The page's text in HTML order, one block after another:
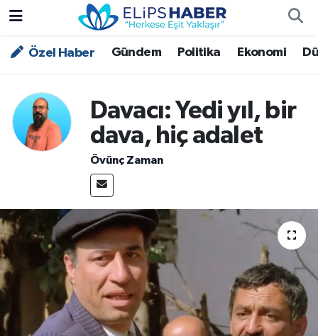
Özel Haber Gündem Politika Ekonomi
Davacı: Yedi yıl, bir
dava, hiç adalet
Övünç Zaman
Özel Haber
Akademi
Asayiş
Bilim - Teknoloji
Çevre - İklim
Dünya
Kültür - Sanat
Magazin
Nöbetçi Eczaneler
Hava Durumu
Trafik Durumu
Süper Lig Puan Durumu ve Fikstür
Tüm Manşetler
Son Dakika Haberleri